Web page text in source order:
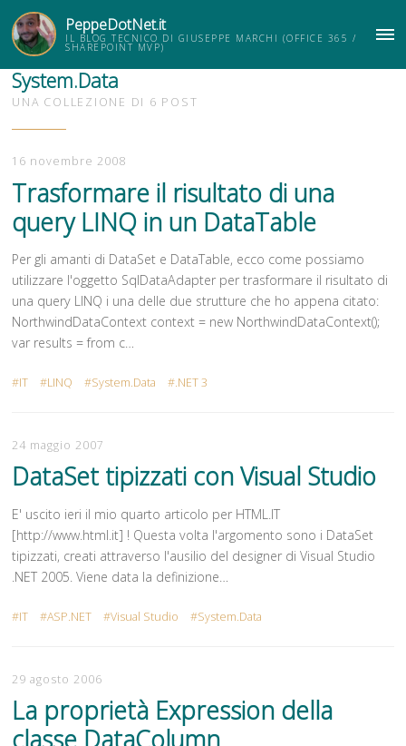
PeppeDotNet.it
IL BLOG TECNICO DI GIUSEPPE MARCHI (OFFICE 365 /
SHAREPOINT MVP)
System.Data
UNA COLLEZIONE DI 6 POST
16 novembre 2008
Trasformare il risultato di una
query LINQ in un DataTable
Per gli amanti di DataSet e DataTable, ecco come possiamo
utilizzare l'oggetto SqlDataAdapter per trasformare il risultato di
una query LINQ i una delle due strutture che ho appena citato:
NorthwindDataContext context = new NorthwindDataContext();
var results = from c…
IT LINQ System.Data .NET 3
24 maggio 2007
DataSet tipizzati con Visual Studio
E' uscito ieri il mio quarto articolo per HTML.IT
[http://www.html.it] ! Questa volta l'argomento sono i DataSet
tipizzati, creati attraverso l'ausilio del designer di Visual Studio
.NET 2005. Viene data la definizione…
IT ASP.NET Visual Studio System.Data
29 agosto 2006
La proprietà Expression della